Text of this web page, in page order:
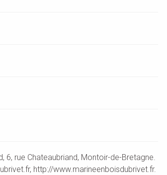
6, rue Chateaubriand, Montoir-de-Bretagne.
, http://www.marineenboisdubrivet.fr.